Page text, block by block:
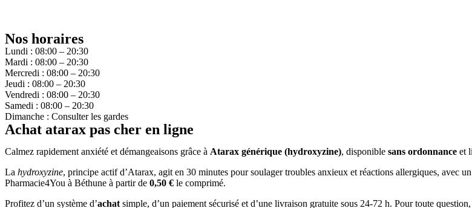
Nos horaires
Lundi : 08:00 – 20:30
Mardi : 08:00 – 20:30
Mercredi : 08:00 – 20:30
Jeudi : 08:00 – 20:30
Vendredi : 08:00 – 20:30
Samedi : 08:00 – 20:30
Dimanche : Consulter les gardes
Achat atarax pas cher en ligne
Calmez rapidement anxiété et démangeaisons grâce à Atarax générique (hydroxyzine), disponible sans ordonnance et
La hydroxyzine, principe actif d’Atarax, agit en 30 minutes pour soulager troubles anxieux et réactions allergiques, avec
Pharmacie4You à Béthune à partir de 0,50 € le comprimé.
Profitez d’un système d’achat simple, d’un paiement sécurisé et d’une livraison gratuite sous 24-72 h. Pour toute